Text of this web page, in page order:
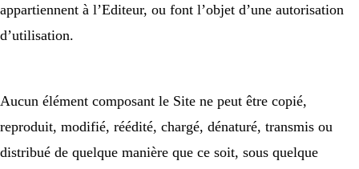
appartiennent à l’Editeur, ou font l’objet d’une autorisation
d’utilisation.
Aucun élément composant le Site ne peut être copié,
reproduit, modifié, réédité, chargé, dénaturé, transmis ou
distribué de quelque manière que ce soit, sous quelque